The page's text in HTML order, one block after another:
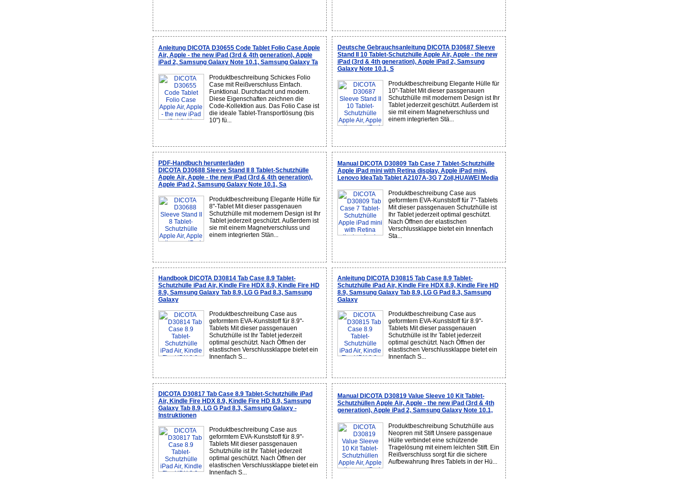
Anleitung DICOTA D30655 Code Tablet Folio Case Apple
Air, Apple - the new iPad (3rd & 4th generation), Apple
iPad 2, Samsung Galaxy Note 10.1, Samsung Galaxy Ta
Produktbeschreibung Schickes Folio
Case mit Reißverschluss Einfach.
Funktional. Durchdacht und modern.
Diese Eigenschaften zeichnen die
Code-Kollektion aus. Das Folio Case ist
die ideale Tablet-Transportlösung (bis
10") fü...
Deutsche Gebrauchsanleitung DICOTA D30687 Sleeve
Stand II 10 Tablet-Schutzhülle Apple Air, Apple - the new
iPad (3rd & 4th generation), Apple iPad 2, Samsung
Galaxy Note 10.1, S
Produktbeschreibung Elegante Hülle für
10"-Tablet Mit dieser passgenauen
Schutzhülle mit modernem Design ist Ihr
Tablet jederzeit geschützt. Außerdem ist
sie mit einem Magnetverschluss und
einem integrierten Stä...
PDF-Handbuch herunterladen
DICOTA D30688 Sleeve Stand II 8 Tablet-Schutzhülle
Apple Air, Apple - the new iPad (3rd & 4th generation),
Apple iPad 2, Samsung Galaxy Note 10.1, Sa
Produktbeschreibung Elegante Hülle für
8"-Tablet Mit dieser passgenauen
Schutzhülle mit modernem Design ist Ihr
Tablet jederzeit geschützt. Außerdem ist
sie mit einem Magnetverschluss und
einem integrierten Stän...
Manual DICOTA D30809 Tab Case 7 Tablet-Schutzhülle
Apple iPad mini with Retina display, Apple iPad mini,
Lenovo IdeaTab Tablet A2107A-3G 7 Zoll,HUAWEI Media
Produktbeschreibung Case aus
geformtem EVA-Kunststoff für 7"-Tablets
Mit dieser passgenauen Schutzhülle ist
Ihr Tablet jederzeit optimal geschützt.
Nach Öffnen der elastischen
Verschlussklappe bietet ein Innenfach
Sta...
Handbook DICOTA D30814 Tab Case 8.9 Tablet-
Schutzhülle iPad Air, Kindle Fire HDX 8.9, Kindle Fire HD
8.9, Samsung Galaxy Tab 8.9, LG G Pad 8.3, Samsung
Galaxy
Produktbeschreibung Case aus
geformtem EVA-Kunststoff für 8.9"-
Tablets Mit dieser passgenauen
Schutzhülle ist Ihr Tablet jederzeit
optimal geschützt. Nach Öffnen der
elastischen Verschlussklappe bietet ein
Innenfach S...
Anleitung DICOTA D30815 Tab Case 8.9 Tablet-
Schutzhülle iPad Air, Kindle Fire HDX 8.9, Kindle Fire HD
8.9, Samsung Galaxy Tab 8.9, LG G Pad 8.3, Samsung
Galaxy
Produktbeschreibung Case aus
geformtem EVA-Kunststoff für 8.9"-
Tablets Mit dieser passgenauen
Schutzhülle ist Ihr Tablet jederzeit
optimal geschützt. Nach Öffnen der
elastischen Verschlussklappe bietet ein
Innenfach S...
DICOTA D30817 Tab Case 8.9 Tablet-Schutzhülle iPad
Air, Kindle Fire HDX 8.9, Kindle Fire HD 8.9, Samsung
Galaxy Tab 8.9, LG G Pad 8.3, Samsung Galaxy -
Instruktionen
Produktbeschreibung Case aus
geformtem EVA-Kunststoff für 8.9"-
Tablets Mit dieser passgenauen
Schutzhülle ist Ihr Tablet jederzeit
optimal geschützt. Nach Öffnen der
elastischen Verschlussklappe bietet ein
Innenfach S...
Manual DICOTA D30819 Value Sleeve 10 Kit Tablet-
Schutzhüllen Apple Air, Apple - the new iPad (3rd & 4th
generation), Apple iPad 2, Samsung Galaxy Note 10.1,
Produktbeschreibung Schutzhülle aus
Neopren mit Stift Unsere passgenaue
Hülle verbindet eine schützende
Tragelösung mit einem leichten Stift. Ein
Reißverschluss sorgt für die sichere
Aufbewahrung Ihres Tablets in der Hü...